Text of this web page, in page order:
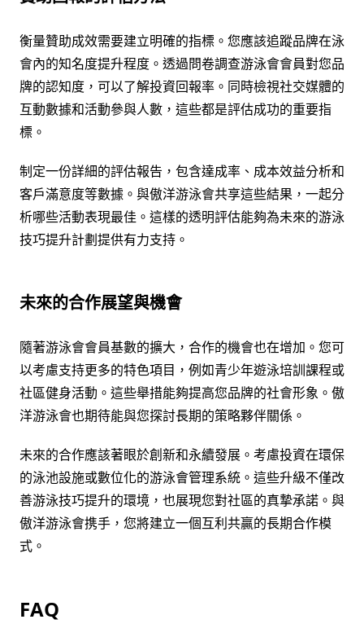
衡量贊助成效需要建立明確的指標。您應該追蹤品牌在泳
會內的知名度提升程度。透過問卷調查游泳會會員對您品
牌的認知度，可以了解投資回報率。同時檢視社交媒體的
互動數據和活動參與人數，這些都是評估成功的重要指
標。
制定一份詳細的評估報告，包含達成率、成本效益分析和
客戶滿意度等數據。與傲洋游泳會共享這些結果，一起分
析哪些活動表現最佳。這樣的透明評估能夠為未來的游泳
技巧提升計劃提供有力支持。
未來的合作展望與機會
隨著游泳會會員基數的擴大，合作的機會也在增加。您可
以考慮支持更多的特色項目，例如青少年遊泳培訓課程或
社區健身活動。這些舉措能夠提高您品牌的社會形象。傲
洋游泳會也期待能與您探討長期的策略夥伴關係。
未來的合作應該著眼於創新和永續發展。考慮投資在環保
的泳池設施或數位化的游泳會管理系統。這些升級不僅改
善游泳技巧提升的環境，也展現您對社區的真摯承諾。與
傲洋游泳會携手，您將建立一個互利共贏的長期合作模
式。
FAQ